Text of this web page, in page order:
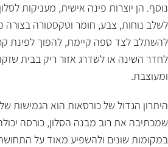
נוסף. הן יוצרות פינה אישית, מעניקות
לשלב נוחות, צבע, חומר וטקסטורה בצורה
להשתלב לצד ספה קיימת, להפוך לפינת
לחדר השינה או לשדרג אזור ריק בבית
ומעוצבת.
היתרון הגדול של כורסאות הוא הגמישות
שמכתיבה את רוב מבנה הסלון, כורסה
במקומות שונים ולהשפיע מאוד על